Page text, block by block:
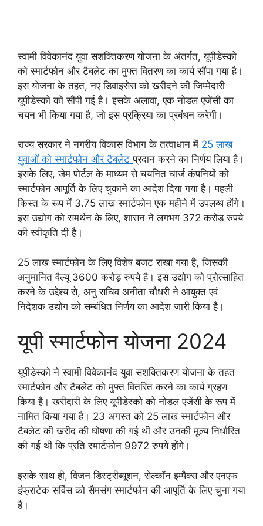
स्वामी विवेकानंद युवा सशक्तिकरण योजना के अंतर्गत, यूपीडेस्को
को स्मार्टफोन और टैबलेट का मुफ्त वितरण का कार्य सौंपा गया है।
इस योजना के तहत, नए डिवाइसेस को खरीदने की जिम्मेदारी
यूपीडेस्को को सौंपी गई है। इसके अलावा, एक नोडल एजेंसी का
चयन भी किया गया है, जो इस प्रक्रिया का प्रबंधन करेगी।
राज्य सरकार ने नगरीय विकास विभाग के तत्वाधान में 25 लाख
युवाओं को स्मार्टफोन और टैबलेटप्रदान करने का निर्णय लिया है।
इसके लिए, जेम पोर्टल के माध्यम से चयनित चार्ज कंपनियों को
स्मार्टफोन आपूर्ति के लिए चुकाने का आदेश दिया गया है। पहली
किस्त के रूप में 3.75 लाख स्मार्टफोन एक महीने में उपलब्ध होंगे।
इस उद्योग को समर्थन के लिए, शासन ने लगभग 372 करोड़ रुपये
की स्वीकृति दी है।
25 लाख स्मार्टफोन के लिए विशेष बजट राखा गया है, जिसकी
अनुमानित वैल्यू 3600 करोड़ रुपये है। इस उद्योग को प्रोत्साहित
करने के उद्देश्य से, अनु सचिव अनीता चौधरी ने आयुक्त एवं
निदेशक उद्योग को सम्बंधित निर्णय का आदेश जारी किया है।
यूपी स्मार्टफोन योजना 2024
यूपीडेस्को ने स्वामी विवेकानंद युवा सशक्तिकरण योजना के तहत
स्मार्टफोन और टैबलेट को मुफ्त वितरित करने का कार्य ग्रहण
किया है। खरीदारी के लिए यूपीडेस्को को नोडल एजेंसी के रूप में
नामित किया गया है। 23 अगस्त को 25 लाख स्मार्टफोन और
टैबलेट की खरीद की घोषणा की गई थी और उनकी मूल्य निर्धारित
की गई थी कि प्रति स्मार्टफोन 9972 रुपये होंगे।
इसके साथ ही, विजन डिस्ट्रीब्यूशन, सेल्कॉन इम्पैक्स और एनएफ
इंफ्राटेक सर्विस को सैमसंग स्मार्टफोन की आपूर्ति के लिए चुना गया
है।